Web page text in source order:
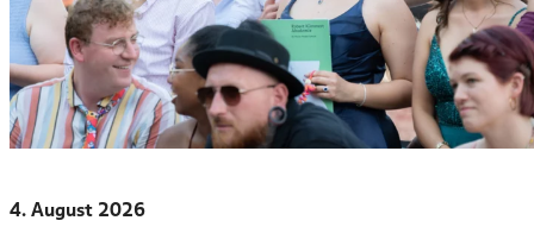
4. August 2026